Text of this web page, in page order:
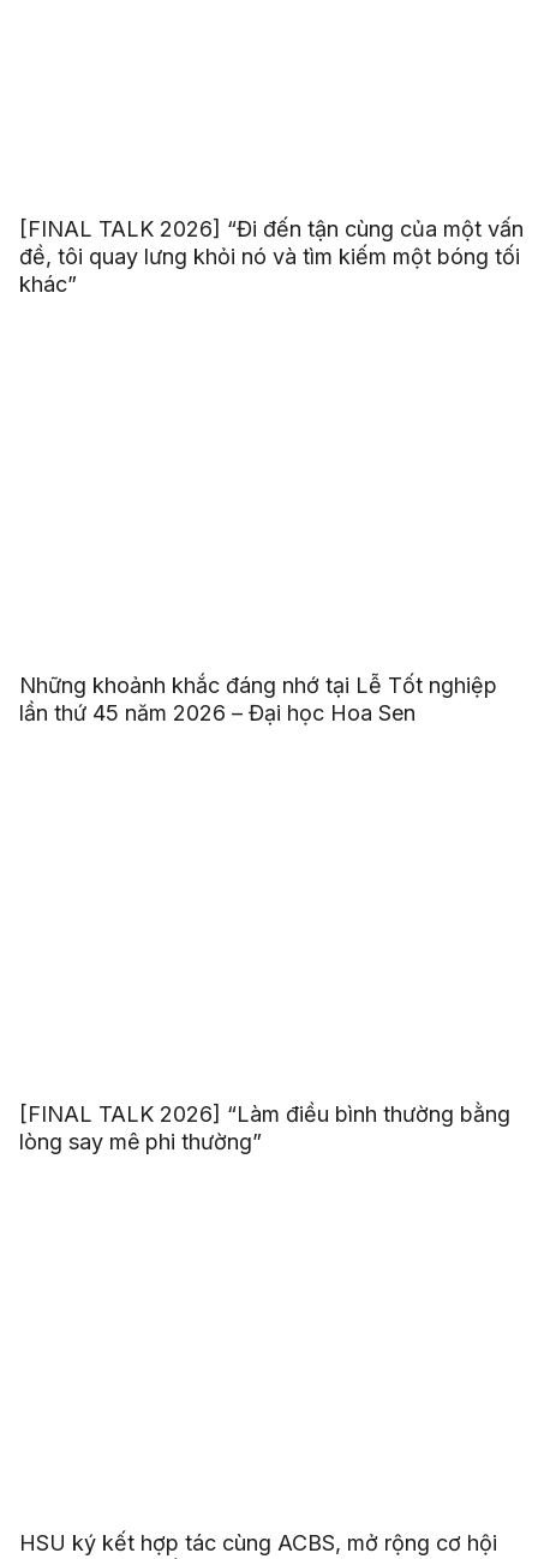
[FINAL TALK 2026] “Đi đến tận cùng của một vấn
đề, tôi quay lưng khỏi nó và tìm kiếm một bóng tối
khác”
Những khoảnh khắc đáng nhớ tại Lễ Tốt nghiệp
lần thứ 45 năm 2026 – Đại học Hoa Sen
[FINAL TALK 2026] “Làm điều bình thường bằng
lòng say mê phi thường”
HSU ký kết hợp tác cùng ACBS, mở rộng cơ hội